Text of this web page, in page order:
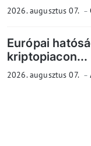
2026. augusztus 07.
Európai
kriptopiacon...
2026. augusztus 07.